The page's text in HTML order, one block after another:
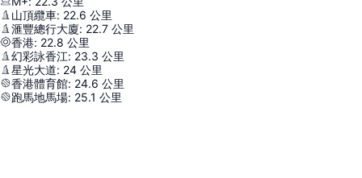
山頂纜車: 22.6 公里
滙豐總行大廈: 22.7 公里
香港: 22.8 公里
幻彩詠香江: 23.3 公里
星光大道: 24 公里
香港體育館: 24.6 公里
跑馬地馬場: 25.1 公里